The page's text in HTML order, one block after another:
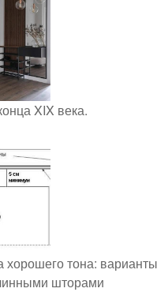
XIX века.
тона: варианты
шторами